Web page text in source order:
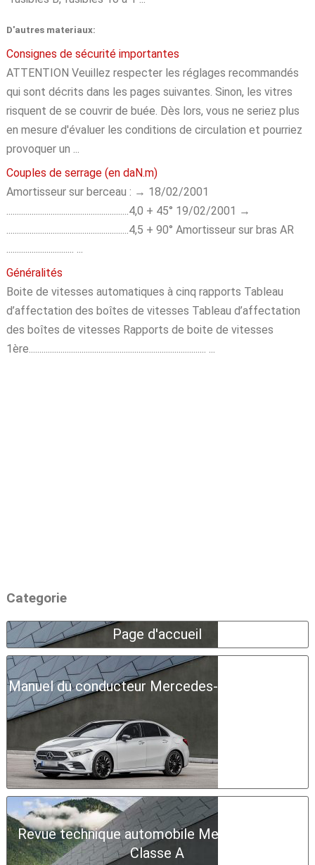
D'autres materiaux:
Consignes de sécurité importantes
ATTENTION Veuillez respecter les réglages recommandés
qui sont décrits dans les pages suivantes. Sinon, les vitres
risquent de se couvrir de buée. Dès lors, vous ne seriez plus
en mesure d'évaluer les conditions de circulation et pourriez
provoquer un ...
Couples de serrage (en daN.m)
Amortisseur sur berceau : → 18/02/2001
..........................................................4,0 + 45° 19/02/2001 →
..........................................................4,5 + 90° Amortisseur sur bras AR
Généralités
Boite de vitesses automatiques à cinq rapports Tableau
d’affectation des boîtes de vitesses Tableau d’affectation
des boîtes de vitesses Rapports de boite de vitesses
1ère.................................................................................... ...
Categorie
Page d'accueil
Manuel du conducteur Mercedes-Benz Classe A
Revue technique automobile Mercedes-Benz
Classe A